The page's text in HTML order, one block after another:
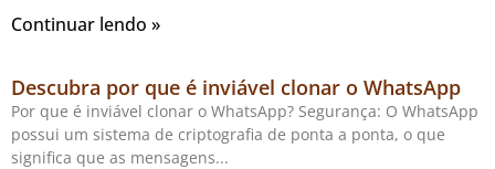
Continuar lendo »
Descubra por que é inviável clonar o WhatsApp
Por que é inviável clonar o WhatsApp? Segurança: O WhatsApp
possui um sistema de criptografia de ponta a ponta, o que
significa que as mensagens